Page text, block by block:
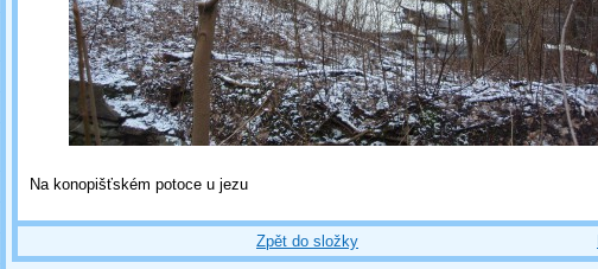
Na konopišťském potoce u jezu
Zpět do složky